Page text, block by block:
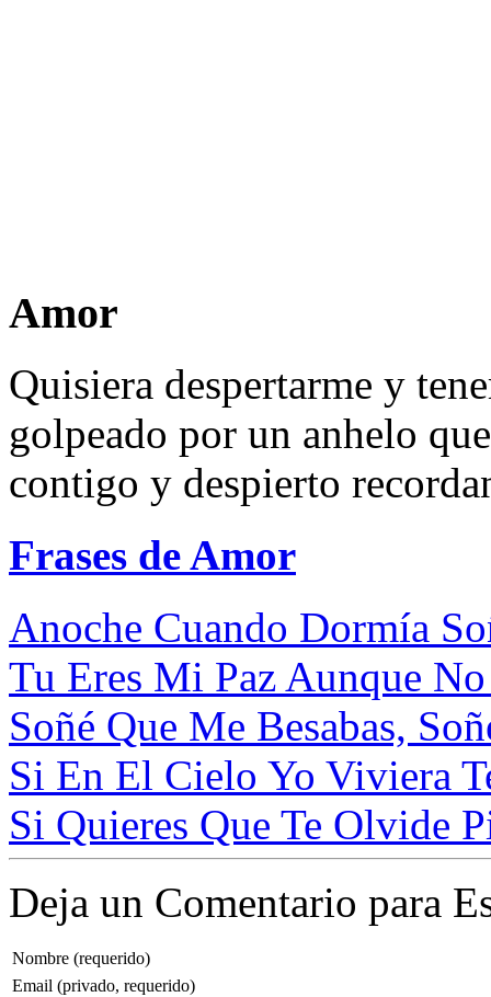
Amor
Quisiera despertarme y
golpeado por un anhelo
contigo y despierto
Frases de Amor
Anoche Cuando Dormía
Tu Eres Mi Paz Aunque
Soñé Que Me Besabas,
Si En El Cielo Yo Viviera
Si Quieres Que Te Olvide
Deja un Comentario para
Nombre (requerido)
Email (privado, requerido)